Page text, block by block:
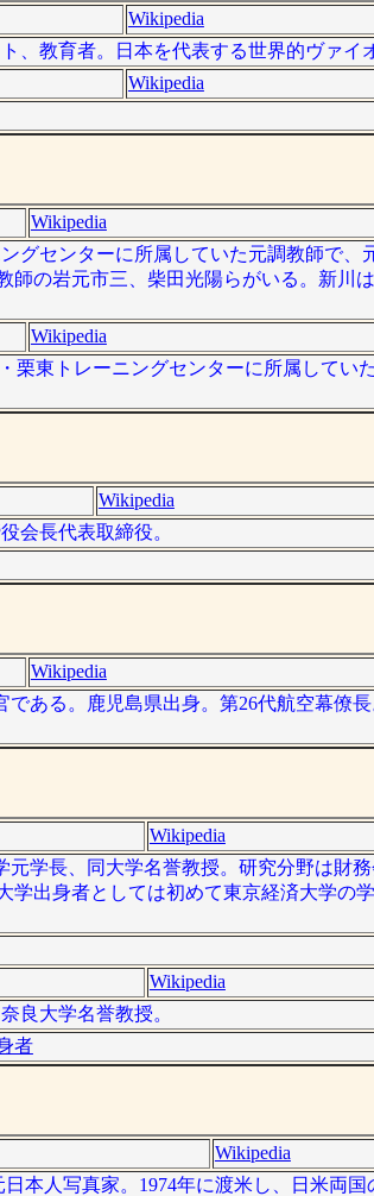
Wikipedia
、教育者。日本を代表する世界的ヴァイ
Wikipedia
Wikipedia
グセンターに所属していた元調教師で、
の岩元市三、柴田光陽らがいる。新川
Wikipedia
栗東トレーニングセンターに所属してい
Wikipedia
会長代表取締役。
Wikipedia
ある。鹿児島県出身。第26代航空幕僚
Wikipedia
元学長、同大学名誉教授。研究分野は財
学出身者としては初めて東京経済大学の
Wikipedia
良大学名誉教授。
者
Wikipedia
本人写真家。1974年に渡米し、日米両国